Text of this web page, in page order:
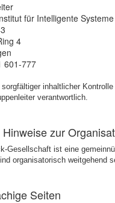
für Intelligente Systeme
4
601-777
inhaltlicher
verantwortlich.
zur
Gesellschaft ist eine
organisatorisch weitgehend
Seiten